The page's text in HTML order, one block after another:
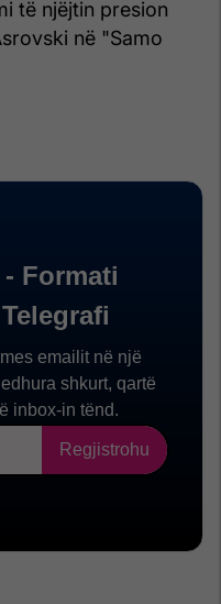
të njëjtin presion
në "Samo